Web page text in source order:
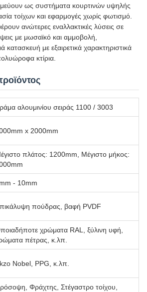
ως συστήματα κουρτινών υψηλής
τοίχων και εφαρμογές χωρίς φωτισμό.
ανώτερες εναλλακτικές λύσεις σε
με μωσαϊκό και αμμοβολή,
με εξαιρετικά χαρακτηριστικά
κτίρια.
αλουμινίου σειράς 1100 / 3003
x 2000mm
πλάτος: 1200mm, Μέγιστο μήκος:
- 10mm
πούδρας, βαφή PVDF
χρώματα RAL, ξύλινη υφή,
πέτρας, κ.λπ.
Nobel, PPG, κ.λπ.
Φράχτης, Στέγαστρο τοίχου,